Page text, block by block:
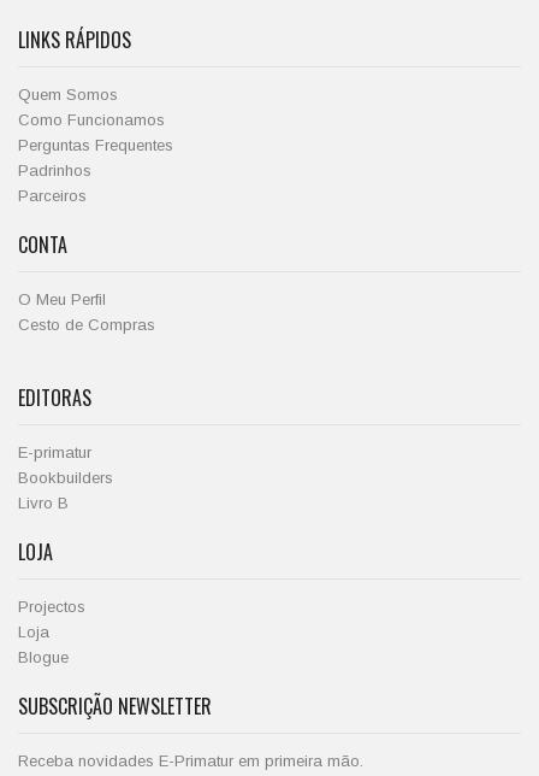
LINKS RÁPIDOS
Quem Somos
Como Funcionamos
Perguntas Frequentes
Padrinhos
Parceiros
CONTA
O Meu Perfil
Cesto de Compras
EDITORAS
E-primatur
Bookbuilders
Livro B
LOJA
Projectos
Loja
Blogue
SUBSCRIÇÃO NEWSLETTER
Receba novidades E-Primatur em primeira mão.